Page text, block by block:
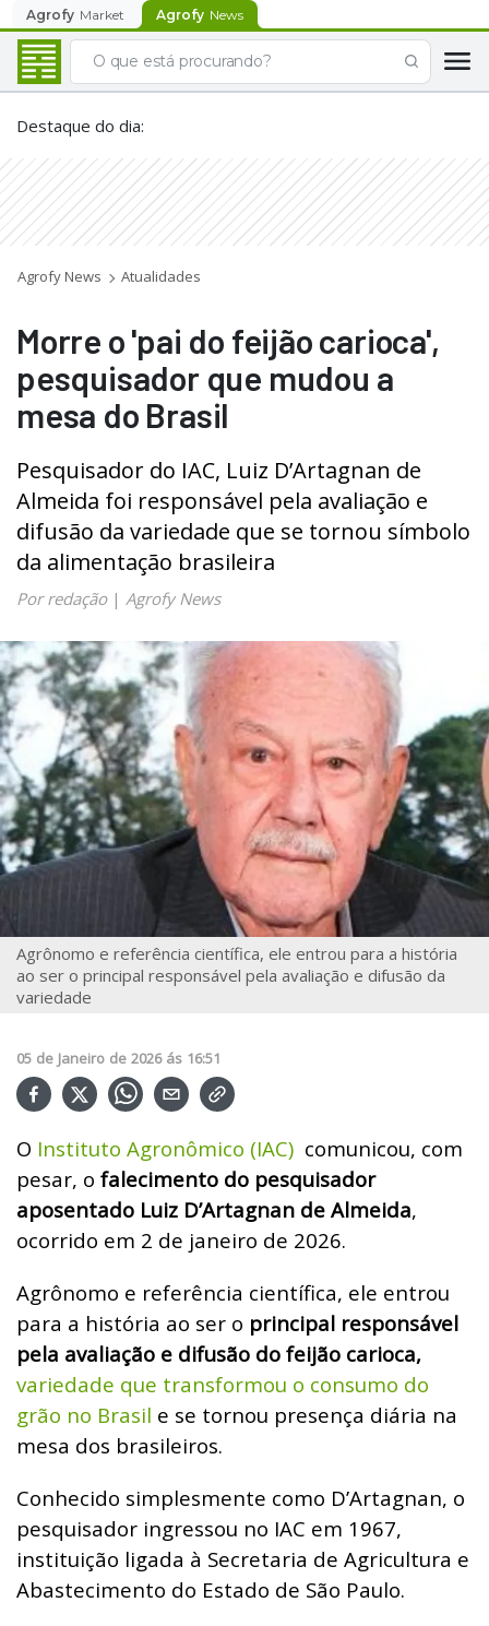
Agrofy Market Agrofy News
Destaque do dia:
Agrofy News Atualidades
Morre o 'pai do feijão carioca',
pesquisador que mudou a
mesa do Brasil
Pesquisador do IAC, Luiz D’Artagnan de
Almeida foi responsável pela avaliação e
difusão da variedade que se tornou símbolo
da alimentação brasileira
Por redação| Agrofy News
Agrônomo e referência científica, ele entrou para a história
ao ser o principal responsável pela avaliação e difusão da
variedade
05 de Janeiro de 2026 ás 16:51
O Instituto Agronômico (IAC) comunicou, com
pesar, o falecimento do pesquisador
aposentado Luiz D’Artagnan de Almeida,
ocorrido em 2 de janeiro de 2026.
Agrônomo e referência científica, ele entrou
para a história ao ser o principal responsável
pela avaliação e difusão do feijão carioca,
variedade que transformou o consumo do
grão no Brasil e se tornou presença diária na
mesa dos brasileiros.
Conhecido simplesmente como D’Artagnan, o
pesquisador ingressou no IAC em 1967,
instituição ligada à Secretaria de Agricultura e
Abastecimento do Estado de São Paulo.